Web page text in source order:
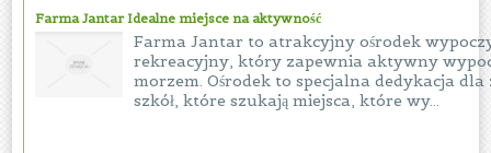
Farma Jantar Idealne miejsce na aktywność
Farma Jantar to atrakcyjny ośrodek
rekreacyjny, który zapewnia aktywny
morzem. Ośrodek to specjalna dedykacja
szkół, które szukają miejsca, które wy...